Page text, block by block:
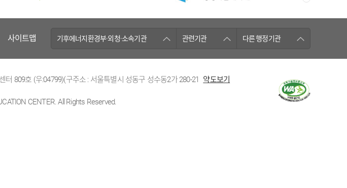
사이트맵 기후에너지환경부·외청·소속기관 관련기관 다른 행정기관
809호 (우:04799)(구주소 : 서울특별시 성동구 성수동2가 280-21
약도보기
CENTER. All Rights Reserved.